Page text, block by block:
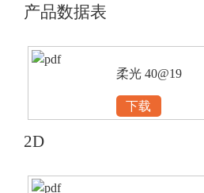
产品数据表
柔光 40@19
下载
2D